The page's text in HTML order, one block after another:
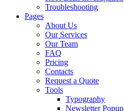
Troubleshooting
Pages
About Us
Our Services
Our Team
FAQ
Pricing
Contacts
Request a Quote
Tools
Typography
Newsletter Popup